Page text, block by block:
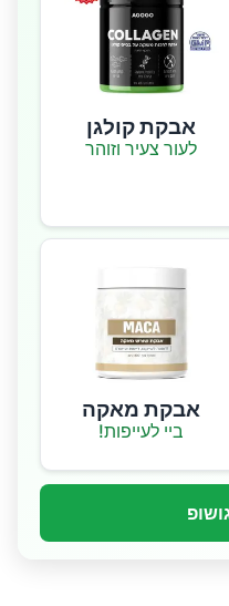
אבקת קולגן
לעור צעיר וזוהר
אבקת מאקה
ביי לעייפות!